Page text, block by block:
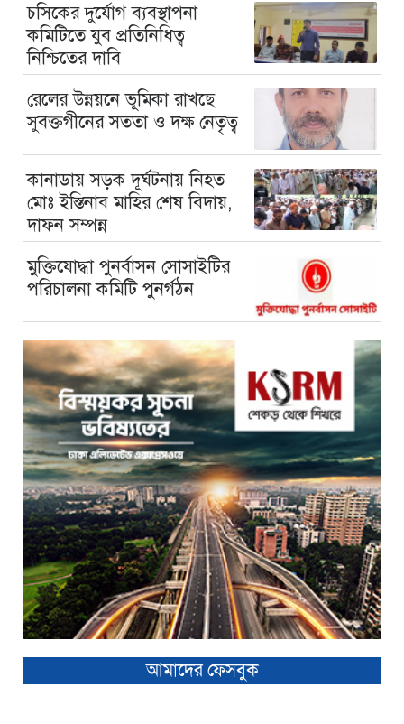
চসিকের দুর্যোগ ব্যবস্থাপনা
কমিটিতে যুব প্রতিনিধিত্ব
নিশ্চিতের দাবি
রেলের উন্নয়নে ভূমিকা রাখছে
সুবক্তগীনের সততা ও দক্ষ নেতৃত্ব
কানাডায় সড়ক দূর্ঘটনায় নিহত
মোঃ ইস্তিনাব মাহির শেষ বিদায়,
দাফন সম্পন্ন
মুক্তিযোদ্ধা পুনর্বাসন সোসাইটির
পরিচালনা কমিটি পুনর্গঠন
আমাদের ফেসবুক